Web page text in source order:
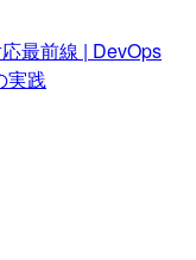
最前線 | DevOps
実践